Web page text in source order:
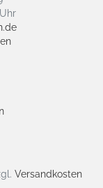
Versandkosten